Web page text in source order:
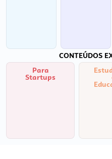
CONTEÚDOS
Para
Startups